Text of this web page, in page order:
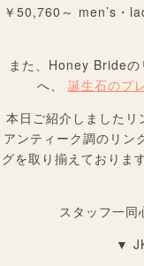
￥50,760～ men’s・
また、Honey Bride
へ、 誕生石のプ
本日ご紹介しました
アンティーク調のリン
グを取り揃えておりま
スタッフ一同
▼